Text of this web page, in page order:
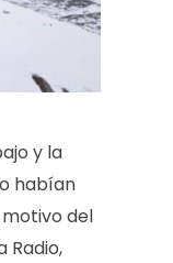
y la
habían
del
Radio,